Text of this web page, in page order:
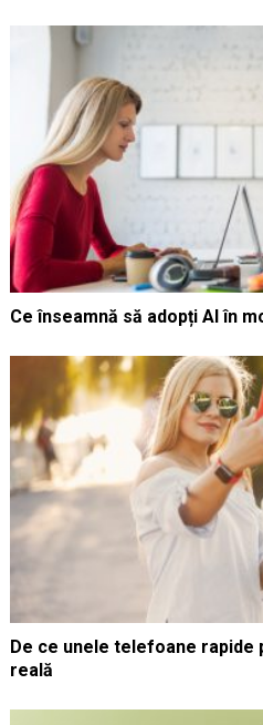
Ce înseamnă să adopți AI în
De ce unele telefoane rapide
reală